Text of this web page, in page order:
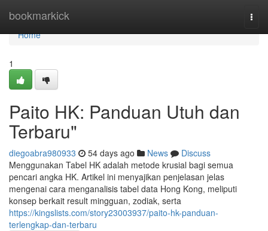
bookmarkick
Home
Home
1
Paito HK: Panduan Utuh dan
Terbaru"
diegoabra980933 54 days ago News
Discuss
Menggunakan Tabel HK adalah metode krusial bagi semua
pencari angka HK. Artikel ini menyajikan penjelasan jelas
mengenai cara menganalisis tabel data Hong Kong, meliputi
konsep berkait result mingguan, zodiak, serta
https://kingslists.com/story23003937/paito-hk-panduan-
terlengkap-dan-terbaru